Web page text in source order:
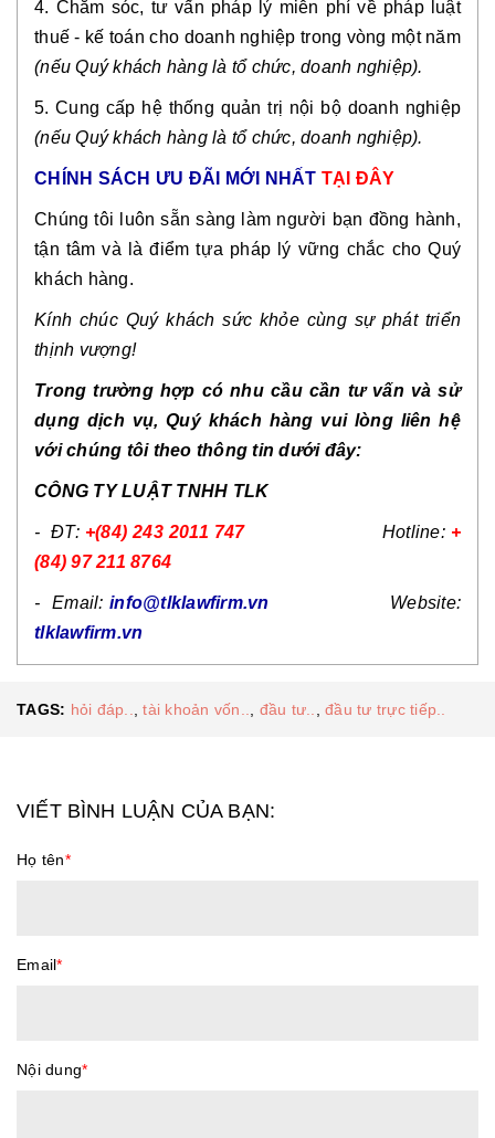
4. Chăm sóc, tư vấn pháp lý miễn phí về pháp luật
thuế - kế toán cho doanh nghiệp trong vòng một năm
(nếu Quý khách hàng là tổ chức, doanh nghiệp).
5. Cung cấp hệ thống quản trị nội bộ doanh nghiệp
(nếu Quý khách hàng là tổ chức, doanh nghiệp).
CHÍNH SÁCH ƯU ĐÃI MỚI NHẤT TẠI ĐÂY
Chúng tôi luôn sẵn sàng làm người bạn đồng hành,
tận tâm và là điểm tựa pháp lý vững chắc cho Quý
khách hàng.
Kính chúc Quý khách sức khỏe cùng sự phát triển
thịnh vượng!
Trong trường hợp có nhu cầu cần tư vấn và sử
dụng dịch vụ, Quý khách hàng vui lòng liên hệ
với chúng tôi theo thông tin dưới đây:
CÔNG TY LUẬT TNHH TLK
- ĐT: +(84) 243 2011 747 Hotline:+
(84) 97 211 8764
- Email:info@tlklawfirm.vn
Website:
tlklawfirm.vn
TAGS: hỏi đáp.. ,tài khoản vốn.. đầu tư.. đầu tư trực tiếp..
VIẾT BÌNH LUẬN CỦA BẠN:
Họ tên*
Email*
Nội dung*